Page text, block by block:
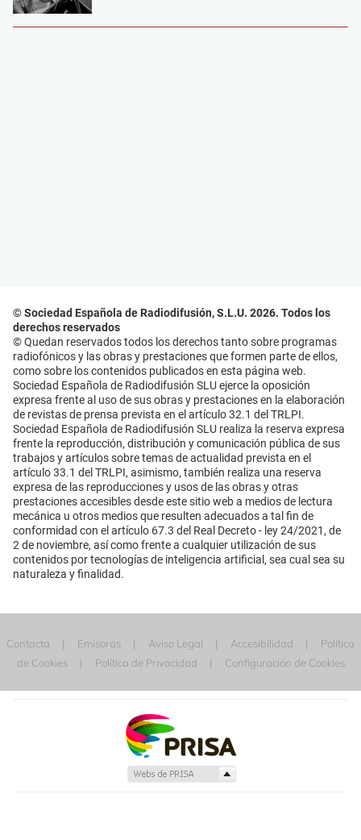
© Sociedad Española de Radiodifusión, S.L.U. 2026. Todos los
derechos reservados
© Quedan reservados todos los derechos tanto sobre programas
radiofónicos y las obras y prestaciones que formen parte de ellos,
como sobre los contenidos publicados en esta página web.
Sociedad Española de Radiodifusión SLU ejerce la oposición
expresa frente al uso de sus obras y prestaciones en la elaboración
de revistas de prensa prevista en el artículo 32.1 del TRLPI.
Sociedad Española de Radiodifusión SLU realiza la reserva expresa
frente la reproducción, distribución y comunicación pública de sus
trabajos y artículos sobre temas de actualidad prevista en el
artículo 33.1 del TRLPI, asimismo, también realiza una reserva
expresa de las reproducciones y usos de las obras y otras
prestaciones accesibles desde este sitio web a medios de lectura
mecánica u otros medios que resulten adecuados a tal fin de
conformidad con el artículo 67.3 del Real Decreto - ley 24/2021, de
2 de noviembre, así como frente a cualquier utilización de sus
contenidos por tecnologías de inteligencia artificial, sea cual sea su
naturaleza y finalidad.
Contacta Emisoras Aviso Legal Accesibilidad
Política
de Cookies
Política de Privacidad Configuración de Cookies